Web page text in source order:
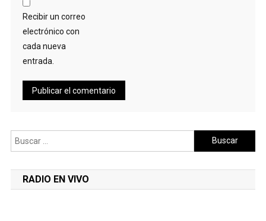
Recibir un correo
electrónico con
cada nueva
entrada.
Buscar:
RADIO EN VIVO